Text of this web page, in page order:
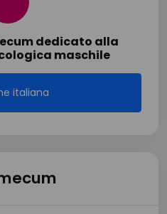
dedicato alla
maschile
italiana